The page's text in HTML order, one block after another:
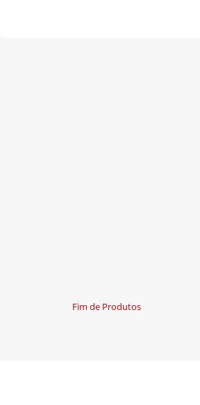
Fim de Produtos